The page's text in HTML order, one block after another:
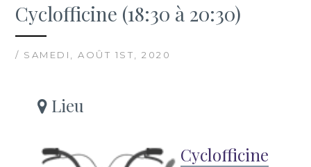
Cyclofficine (18:30 à 20:30)
/ SAMEDI, AOÛT 1ST, 2020
Lieu
Cyclofficine